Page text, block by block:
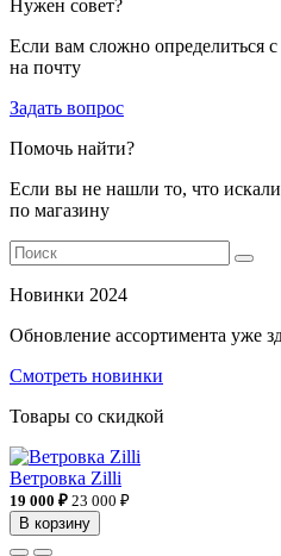
Нужен совет?
Если вам сложно определиться
на почту
Задать вопрос
Помочь найти?
Если вы не нашли то, что
по магазину
Новинки 2024
Обновление ассортимента уже
Смотреть новинки
Товары со скидкой
Ветровка Zilli
19 000 ₽ 23 000 ₽
В корзину